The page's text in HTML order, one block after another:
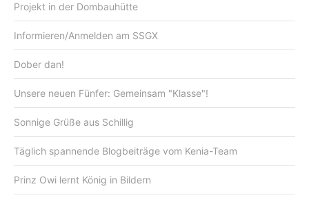
Projekt in der Dombauhütte
Informieren/Anmelden am SSGX
Dober dan!
Unsere neuen Fünfer: Gemeinsam "Klasse"!
Sonnige Grüße aus Schillig
Täglich spannende Blogbeiträge vom Kenia-Team
Prinz Owi lernt König in Bildern